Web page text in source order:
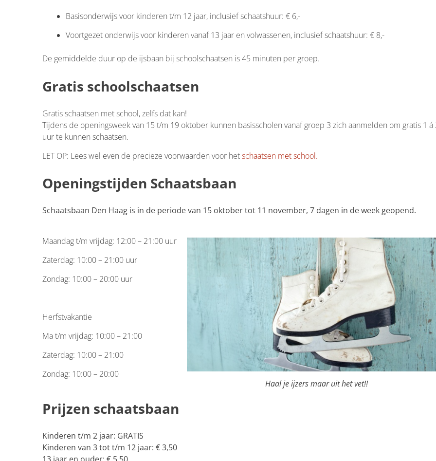
Basisonderwijs voor kinderen t/m 12 jaar, inclusief schaatshuur: € 6,-
Voortgezet onderwijs voor kinderen vanaf 13 jaar en volwassenen, inclusief schaatshuur: € 8,-
De gemiddelde duur op de ijsbaan bij schoolschaatsen is 45 minuten per groep.
Gratis schoolschaatsen
Gratis schaatsen met school, zelfs dat kan!
Tijdens de openingsweek van 15 t/m 19 oktober kunnen basisscholen vanaf groep 3 zich aanmelden om gratis 1 á
uur te kunnen schaatsen.
LET OP: Lees wel even de precieze voorwaarden voor hetschaatsen met school.
Openingstijden Schaatsbaan
Schaatsbaan Den Haag is in de periode van 15 oktober tot 11 november, 7 dagen in de week geopend.
Haal je ijzers maar uit het vet!!
Maandag t/m vrijdag: 12:00 – 21:00 uur
Zaterdag: 10:00 – 21:00 uur
Zondag: 10:00 – 20:00 uur
Herfstvakantie
Ma t/m vrijdag: 10:00 – 21:00
Zaterdag: 10:00 – 21:00
Zondag: 10:00 – 20:00
Prijzen schaatsbaan
Kinderen t/m 2 jaar: GRATIS
Kinderen van 3 tot t/m 12 jaar: € 3,50